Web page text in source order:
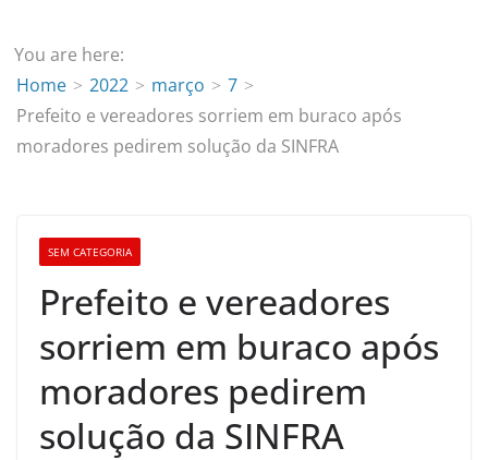
You are here:
Home
2022 março
7
Prefeito e vereadores sorriem em buraco após
moradores pedirem solução da SINFRA
SEM CATEGORIA
Prefeito e vereadores
sorriem em buraco após
moradores pedirem
solução da SINFRA